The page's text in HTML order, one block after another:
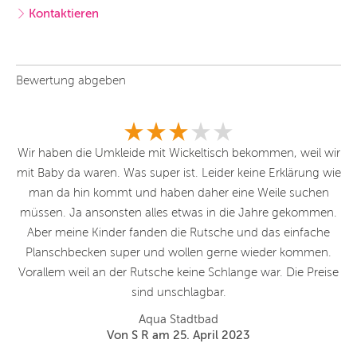
Kontaktieren
Bewertung abgeben
Wir haben die Umkleide mit Wickeltisch bekommen, weil wir
mit Baby da waren. Was super ist. Leider keine Erklärung wie
man da hin kommt und haben daher eine Weile suchen
müssen. Ja ansonsten alles etwas in die Jahre gekommen.
Aber meine Kinder fanden die Rutsche und das einfache
Planschbecken super und wollen gerne wieder kommen.
Vorallem weil an der Rutsche keine Schlange war. Die Preise
sind unschlagbar.
Aqua Stadtbad
Von S R am 25. April 2023